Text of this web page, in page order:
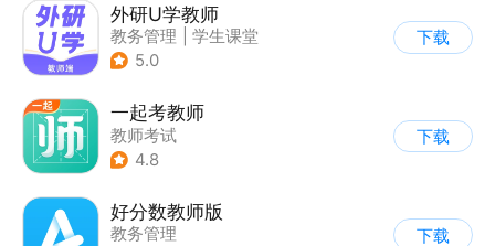
外研U学教师
教务管理
学生课堂
5.0
下载
一起考教师
教师考试
4.8
下载
好分数教师版
教务管理
下载